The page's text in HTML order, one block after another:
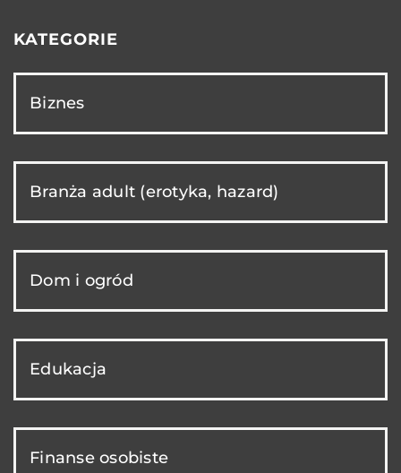
KATEGORIE
Biznes
Branża adult (erotyka, hazard)
Dom i ogród
Edukacja
Finanse osobiste